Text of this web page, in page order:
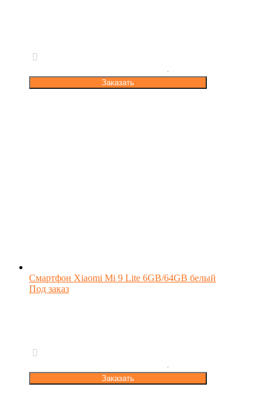
Заказать
Смартфон Xiaomi Mi 9 Lite 6GB/64GB белый
Под заказ
Заказать